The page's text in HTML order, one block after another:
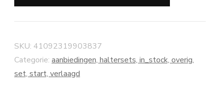
SKU: 41092319903837
Categorie: aanbiedingen, haltersets, in_stock, overig,
set, start, verlaagd